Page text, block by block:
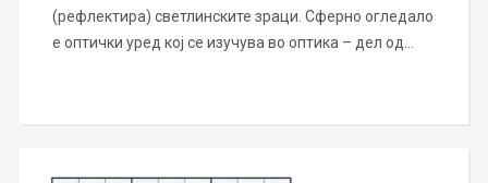
(рефлектира) светлинските зраци. Сферно огледало
е оптички уред кој се изучува во оптика – дел од…